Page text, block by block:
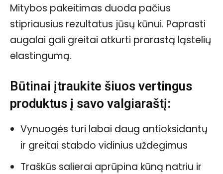
Mitybos pakeitimas duoda pačius
stipriausius rezultatus jūsų kūnui. Paprasti
augalai gali greitai atkurti prarastą ląstelių
elastingumą.
Būtinai įtraukite šiuos vertingus
produktus į savo valgiaraštį:
Vynuogės turi labai daug antioksidantų
ir greitai stabdo vidinius uždegimus
Traškūs salierai aprūpina kūną natriu ir